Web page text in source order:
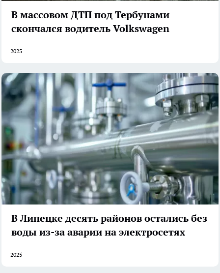
В массовом ДТП под Тербунами
скончался водитель Volkswagen
2025
В Липецке десять районов остались без
воды из-за аварии на электросетях
2025